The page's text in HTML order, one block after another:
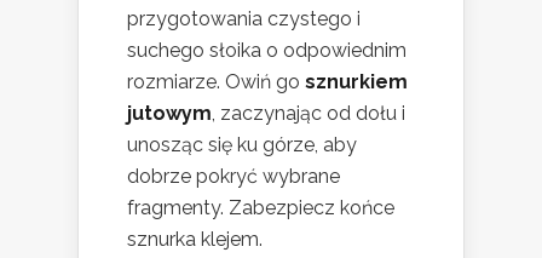
przygotowania czystego i
suchego słoika o odpowiednim
rozmiarze. Owiń go sznurkiem
jutowym, zaczynając od dołu i
unosząc się ku górze, aby
dobrze pokryć wybrane
fragmenty. Zabezpiecz końce
sznurka klejem.